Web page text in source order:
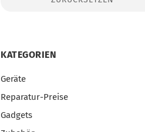
KATEGORIEN
Geräte
Reparatur-Preise
Gadgets